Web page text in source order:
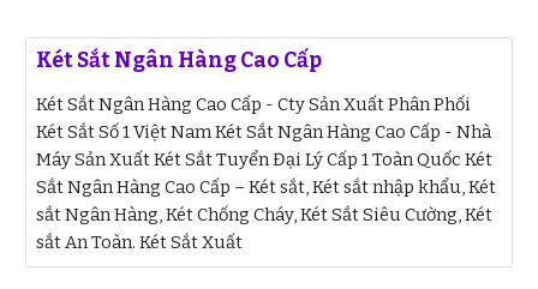
Két Sắt Ngân Hàng Cao Cấp
Két Sắt Ngân Hàng Cao Cấp - Cty Sản Xuất Phân Phối
Két Sắt Số 1 Việt Nam Két Sắt Ngân Hàng Cao Cấp - Nhà
Máy Sản Xuất Két Sắt Tuyển Đại Lý Cấp 1 Toàn Quốc Két
Sắt Ngân Hàng Cao Cấp – Két sắt, Két sắt nhập khẩu, Két
sắt Ngân Hàng, Két Chống Cháy, Két Sắt Siêu Cường, Két
sắt An Toàn. Két Sắt Xuất